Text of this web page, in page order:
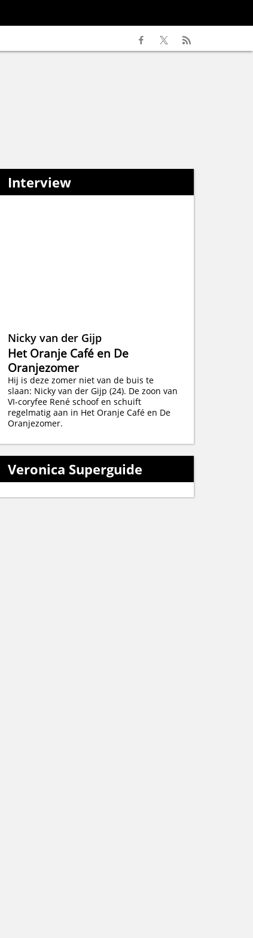
Interview
Nicky van der Gijp
Het Oranje Café en De
Oranjezomer
Hij is deze zomer niet van de buis te
slaan: Nicky van der Gijp (24). De zoon van
VI-coryfee René schoof en schuift
regelmatig aan in Het Oranje Café en De
Oranjezomer.
Veronica Superguide